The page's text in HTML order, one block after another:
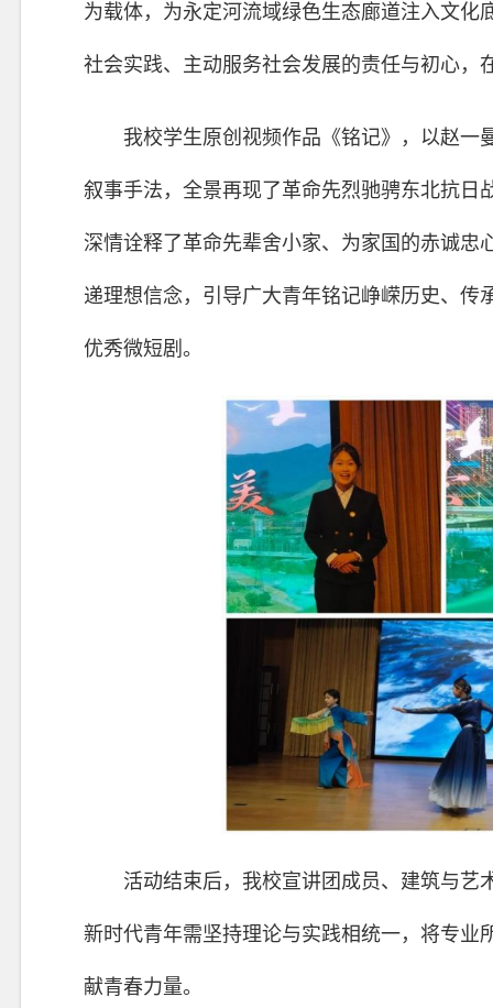
为载体，为永定河流域绿色生态廊道注入文
社会实践、主动服务社会发展的责任与初心，
我校学生原创视频作品《铭记》，以赵一
叙事手法，全景再现了革命先烈驰骋东北抗日
深情诠释了革命先辈舍小家、为家国的赤诚
递理想信念，引导广大青年铭记峥嵘历史、
优秀微短剧。
活动结束后，我校宣讲团成员、建筑与艺
新时代青年需坚持理论与实践相统一，将专业
献青春力量。